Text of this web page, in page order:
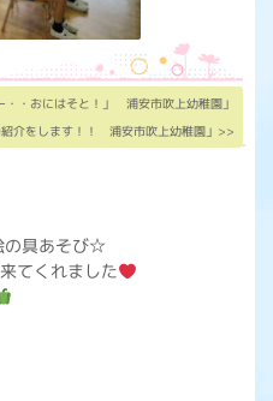
・おにはそと！」 浦安市吹上幼稚園」
介をします！！ 浦安市吹上幼稚園」>>
の具あそび☆
てくれました